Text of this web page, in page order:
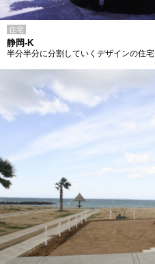
住宅
静岡-K
半分半分に分割していくデザインの住宅